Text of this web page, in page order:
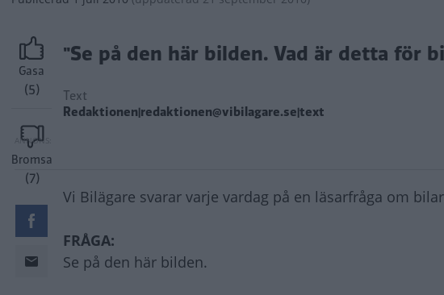
Gasa
(5)
Bromsa
(7)
"Se på den här bilden. Vad är detta för
Text
Redaktionen|redaktionen@vibilagare.se|text
Vi Bilägare svarar varje vardag på en läsarfråga om
FRÅGA:
Se på den här bilden.